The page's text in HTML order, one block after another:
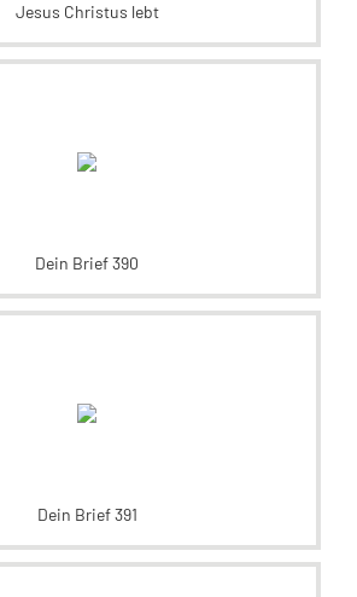
Jesus Christus lebt
Dein Brief 390
Dein Brief 391